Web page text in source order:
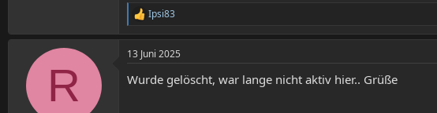
R
e
k
i
Ipsi83
R
13 Juni 2025
Wurde gelöscht, war lange nicht aktiv hier.. Grüße